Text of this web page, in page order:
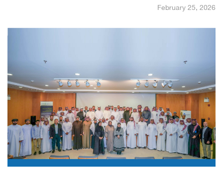
February 25, 2026